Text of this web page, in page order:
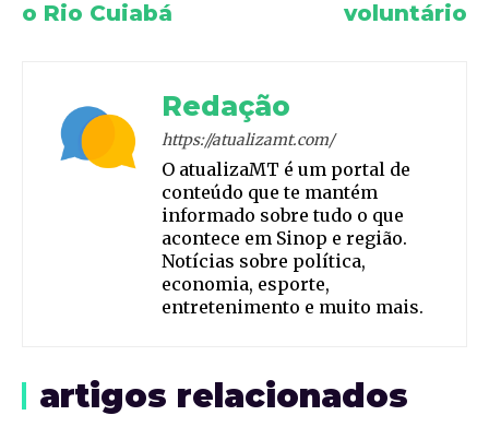
o Rio Cuiabá
voluntário
Redação
https://atualizamt.com/
O atualizaMT é um portal de
conteúdo que te mantém
informado sobre tudo o que
acontece em Sinop e região.
Notícias sobre política,
economia, esporte,
entretenimento e muito mais.
artigos relacionados